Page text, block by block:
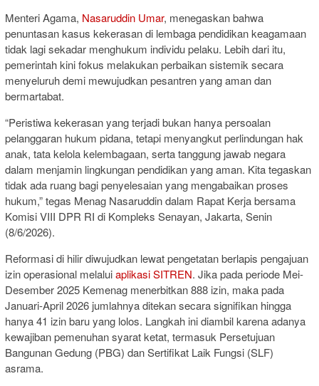
Menteri Agama, Nasaruddin Umar, menegaskan bahwa
penuntasan kasus kekerasan di lembaga pendidikan keagamaan
tidak lagi sekadar menghukum individu pelaku. Lebih dari itu,
pemerintah kini fokus melakukan perbaikan sistemik secara
menyeluruh demi mewujudkan pesantren yang aman dan
bermartabat.
“Peristiwa kekerasan yang terjadi bukan hanya persoalan
pelanggaran hukum pidana, tetapi menyangkut perlindungan hak
anak, tata kelola kelembagaan, serta tanggung jawab negara
dalam menjamin lingkungan pendidikan yang aman. Kita tegaskan
tidak ada ruang bagi penyelesaian yang mengabaikan proses
hukum,” tegas Menag Nasaruddin dalam Rapat Kerja bersama
Komisi VIII DPR RI di Kompleks Senayan, Jakarta, Senin
(8/6/2026).
Reformasi di hilir diwujudkan lewat pengetatan berlapis pengajuan
izin operasional melaluiaplikasi SITREN. Jika pada periode Mei-
Desember 2025 Kemenag menerbitkan 888 izin, maka pada
Januari-April 2026 jumlahnya ditekan secara signifikan hingga
hanya 41 izin baru yang lolos. Langkah ini diambil karena adanya
kewajiban pemenuhan syarat ketat, termasuk Persetujuan
Bangunan Gedung (PBG) dan Sertifikat Laik Fungsi (SLF)
asrama.